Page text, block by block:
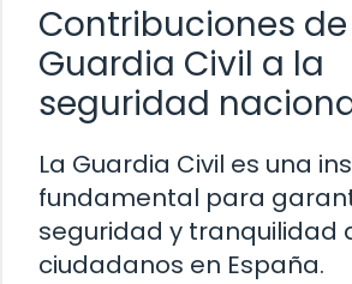
Contribuciones
Guardia Civil a la
seguridad
La Guardia Civil es una
fundamental para
seguridad y tranquilidad
ciudadanos en España.